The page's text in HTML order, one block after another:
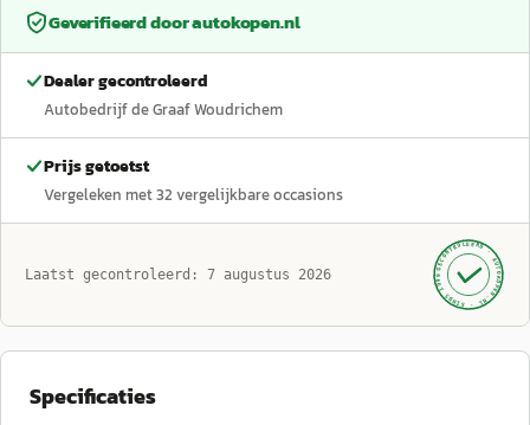
Geverifieerd doorautokopen.nl
Dealer gecontroleerd
Autobedrijf de Graaf Woudrichem
Prijs getoetst
Vergeleken met32 vergelijkbare occasions
Laatst gecontroleerd: 7 augustus 2026 GECONTROLEERD ·
AUTOKOPEN.NL
· SINDS 1999 ·
Specificaties